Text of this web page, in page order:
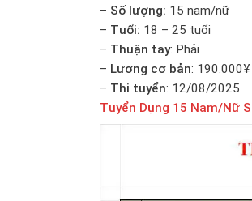
– Số lượng: 15 nam/nữ
– Tuổi: 18 – 25 tuổi
– Thuận tay: Phải
– Lương cơ bản:
– Thi tuyển: 12/08/2025
Tuyển Dụng 15 Nam/Nữ